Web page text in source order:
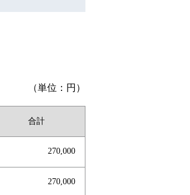
（単位：円）
合計
270,000
270,000